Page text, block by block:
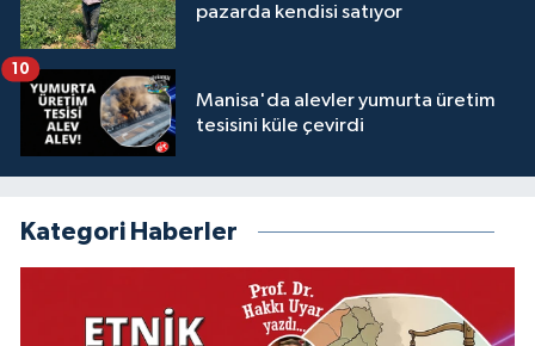
pazarda kendisi satıyor
Manisa'da alevler yumurta üretim
tesisini küle çevirdi
10
Kategori Haberler